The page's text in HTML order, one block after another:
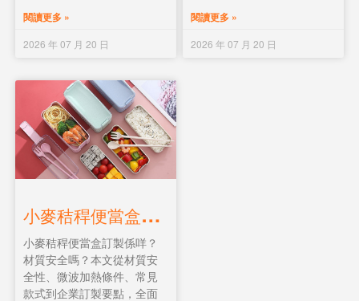
常見問題，幫你揀最適合嘅
飯盒。
閱讀更多 »
2026 年 07 月 20 日
薦與真實案例，幫你揀最合
適的環保飯盒禮品。
閱讀更多 »
2026 年 07 月 20 日
小
麥秸稈便當盒訂製全面解說：材質、款式、安全性與選購指南
小麥秸稈便當盒訂製係咩？
材質安全嗎？本文從材質安
全性、微波加熱條件、常見
款式到企業訂製要點，全面